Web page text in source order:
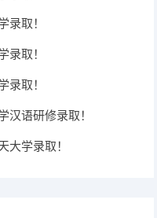
录取！
录取！
录取！
汉语研修录取！
大学录取！